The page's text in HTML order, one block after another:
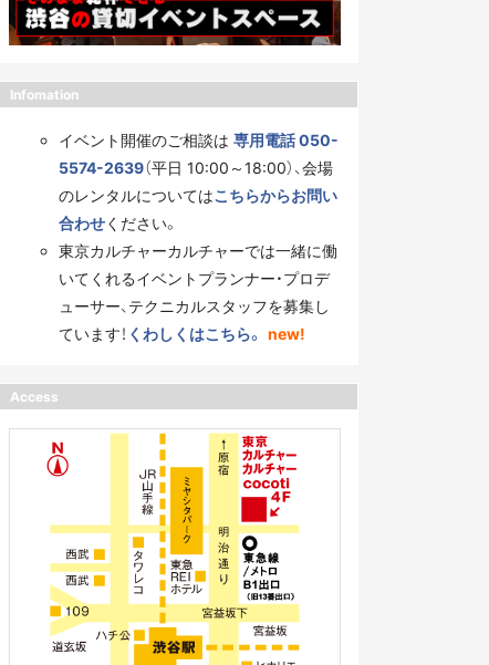
Infomation
イベント開催のご相談は 専用電話 050-
5574-2639（平日 10:00～18:00）、会場
のレンタルについてはこちらからお問い
合わせください。
東京カルチャーカルチャーでは一緒に働
いてくれるイベントプランナー・プロデ
ューサー、テクニカルスタッフを募集し
ています！ くわしくはこちら。 new!
Access